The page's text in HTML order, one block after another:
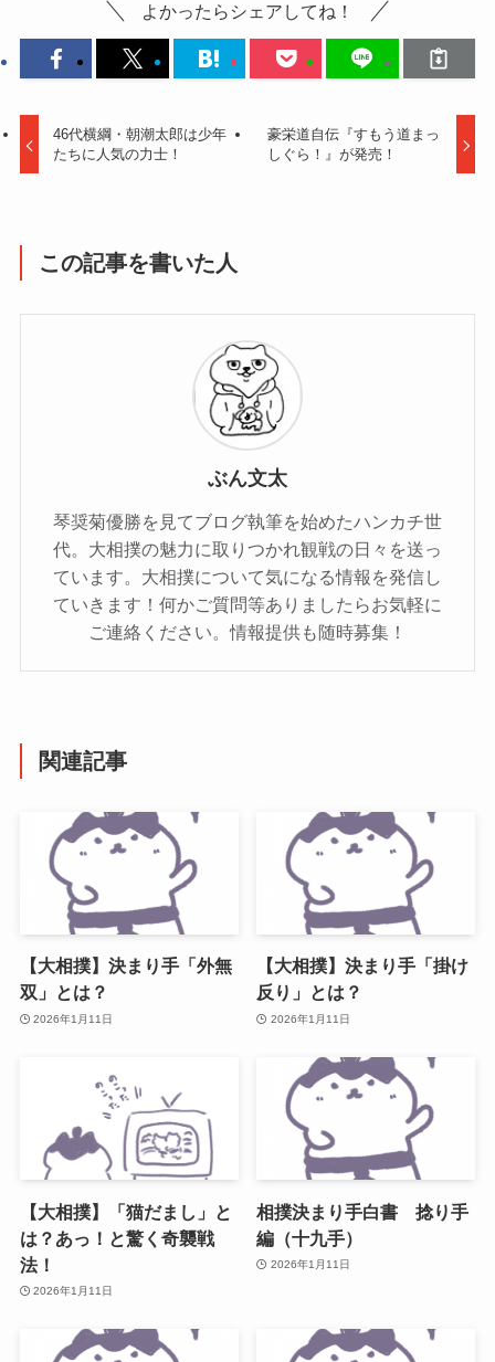
よかったらシェアしてね！
46代横綱・朝潮太郎は少年
たちに人気の力士！
豪栄道自伝『すもう道まっ
しぐら！』が発売！
この記事を書いた人
ぶん文太
琴奨菊優勝を見てブログ執筆を始めたハンカチ世
代。大相撲の魅力に取りつかれ観戦の日々を送っ
ています。大相撲について気になる情報を発信し
ていきます！何かご質問等ありましたらお気軽に
ご連絡ください。情報提供も随時募集！
関連記事
【大相撲】決まり手「外無
双」とは？
2026年1月11日
【大相撲】決まり手「掛け
反り」とは？
2026年1月11日
【大相撲】「猫だまし」と
は？あっ！と驚く奇襲戦
法！
2026年1月11日
相撲決まり手白書 捻り手
編（十九手）
2026年1月11日